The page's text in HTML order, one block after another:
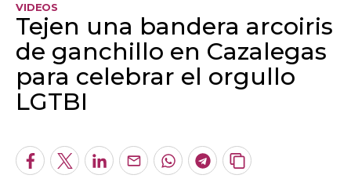
VIDEOS
Tejen una bandera arcoiris
de ganchillo en Cazalegas
para celebrar el orgullo
LGTBI
Facebook
TwitterLinkedInEnviarWhatsapp
Telegram
Copiar